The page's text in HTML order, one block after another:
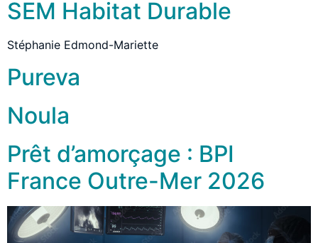
SEM Habitat Durable
Stéphanie Edmond-Mariette
Pureva
Noula
Prêt d’amorçage : BPI
France Outre-Mer 2026